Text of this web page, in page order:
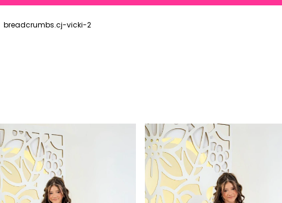
breadcrumbs.cj-vicki-2